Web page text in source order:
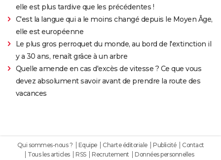
elle est plus tardive que les précédentes !
C'est la langue qui a le moins changé depuis le Moyen Âge,
elle est européenne
Le plus gros perroquet du monde, au bord de l'extinction il
y a 30 ans, renaît grâce à un arbre
Quelle amende en cas d'excès de vitesse ? Ce que vous
devez absolument savoir avant de prendre la route des
vacances
Qui sommes-nous ? Equipe Charte éditoriale Publicité
Contact
Tous les articles
RSS Recrutement Données personnelles